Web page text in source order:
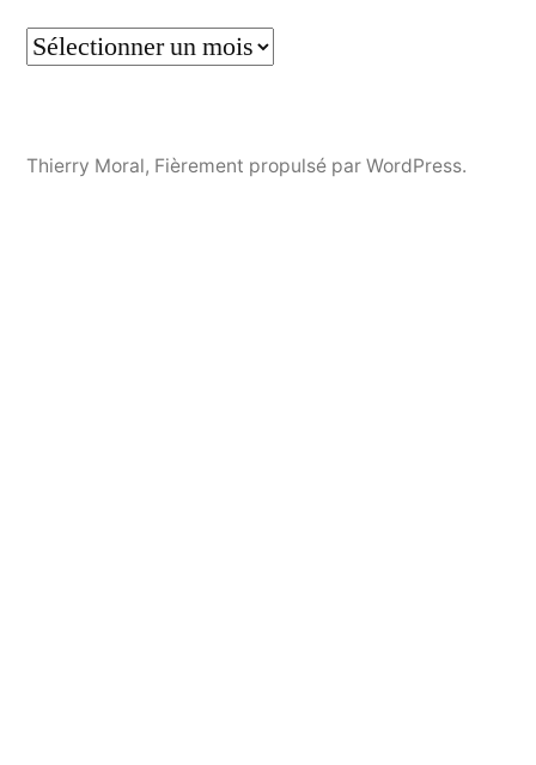
Thierry Moral, Fièrement propulsé par WordPress.